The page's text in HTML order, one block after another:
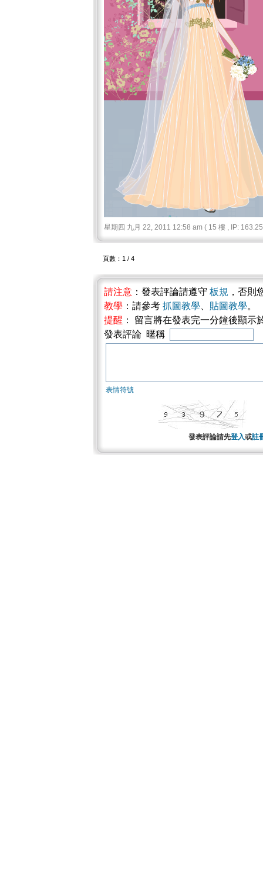
星期四 九月 22, 2011 12:58 am ( 15 樓 , IP:
頁數：1 / 4
請注意 ：發表評論請遵守 板規 ，否則
教學 ：請參考 抓圖教學 貼圖教學。
提醒 ： 留言將在發表完一分鐘後顯
發表評論 暱稱
表情符號
發表評論請先登入或註